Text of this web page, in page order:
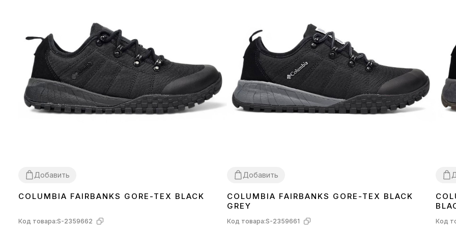
Добавить
4445 46
COLUMBIA FAIRBANKS GORE-TEX BLACK
Код товара:S-2359662
Добавить
41 434445 46
COLUMBIA FAIRBANKS GORE-TEX BLACK
GREY
Код товара:S-2359661
41
Код